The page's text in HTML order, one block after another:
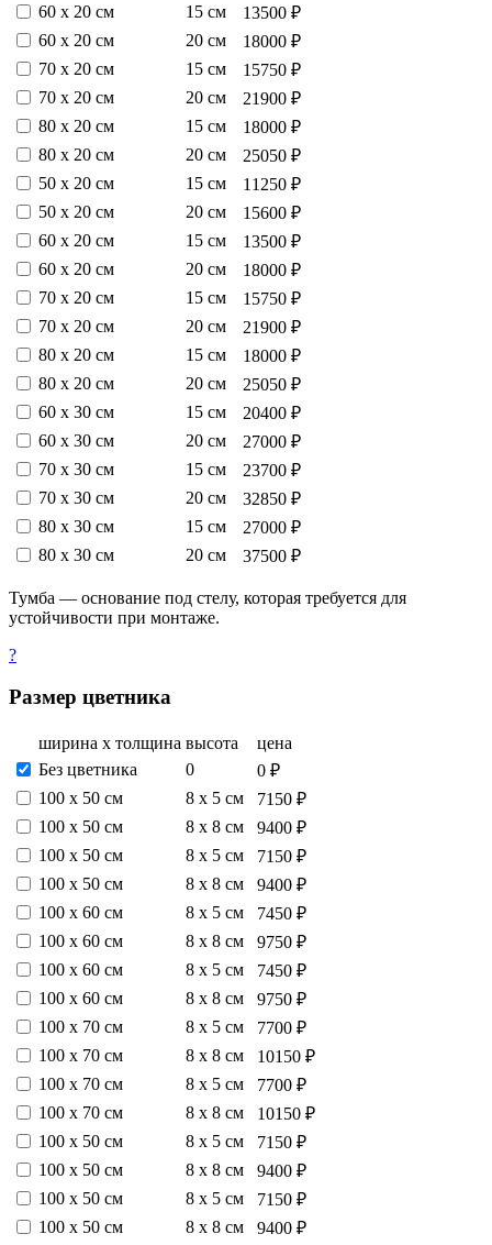
60 х 20 см
15 см
13500 ₽
60 х 20 см
20 см
18000 ₽
70 х 20 см
15 см
15750 ₽
70 х 20 см
20 см
21900 ₽
80 х 20 см
15 см
18000 ₽
80 х 20 см
20 см
25050 ₽
50 х 20 см
15 см
11250 ₽
50 х 20 см
20 см
15600 ₽
60 х 20 см
15 см
13500 ₽
60 х 20 см
20 см
18000 ₽
70 х 20 см
15 см
15750 ₽
70 х 20 см
20 см
21900 ₽
80 х 20 см
15 см
18000 ₽
80 х 20 см
20 см
25050 ₽
60 х 30 см
15 см
20400 ₽
60 х 30 см
20 см
27000 ₽
70 х 30 см
15 см
23700 ₽
70 х 30 см
20 см
32850 ₽
80 х 30 см
15 см
27000 ₽
80 х 30 см
20 см 37500 ₽
Тумба — основание под стелу, которая требуется для
устойчивости при монтаже.
?
Размер цветника
ширина х толщина высота
цена
Без цветника
0
0 ₽
100 х 50 см
8 х 5 см
7150 ₽
100 х 50 см
8 х 8 см
9400 ₽
100 х 50 см
8 х 5 см
7150 ₽
100 х 50 см
8 х 8 см
9400 ₽
100 х 60 см
8 х 5 см
7450 ₽
100 х 60 см
8 х 8 см
9750 ₽
100 х 60 см
8 х 5 см
7450 ₽
100 х 60 см
8 х 8 см
9750 ₽
100 х 70 см
8 х 5 см
7700 ₽
100 х 70 см
8 х 8 см
10150 ₽
100 х 70 см
8 х 5 см
7700 ₽
100 х 70 см
8 х 8 см
10150 ₽
100 х 50 см
8 х 5 см
7150 ₽
100 х 50 см
8 х 8 см
9400 ₽
100 х 50 см
8 х 5 см
7150 ₽
100 х 50 см
8 х 8 см
9400 ₽